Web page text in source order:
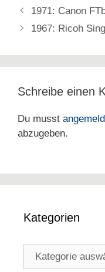
1971: Canon
1967: Ricoh
Schreibe einen
Du musst
abzugeben.
Kategorien
Kategorien